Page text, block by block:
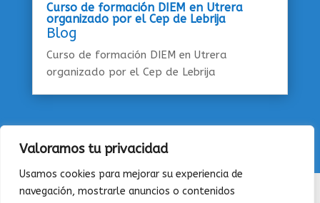
Valoramos tu privacidad
Usamos cookies para mejorar su experiencia de
navegación, mostrarle anuncios o contenidos
Curso de formación DIEM en Utrera
organizado por el Cep de Lebrija
Blog
Curso de formación DIEM en Utrera
organizado por el Cep de Lebrija